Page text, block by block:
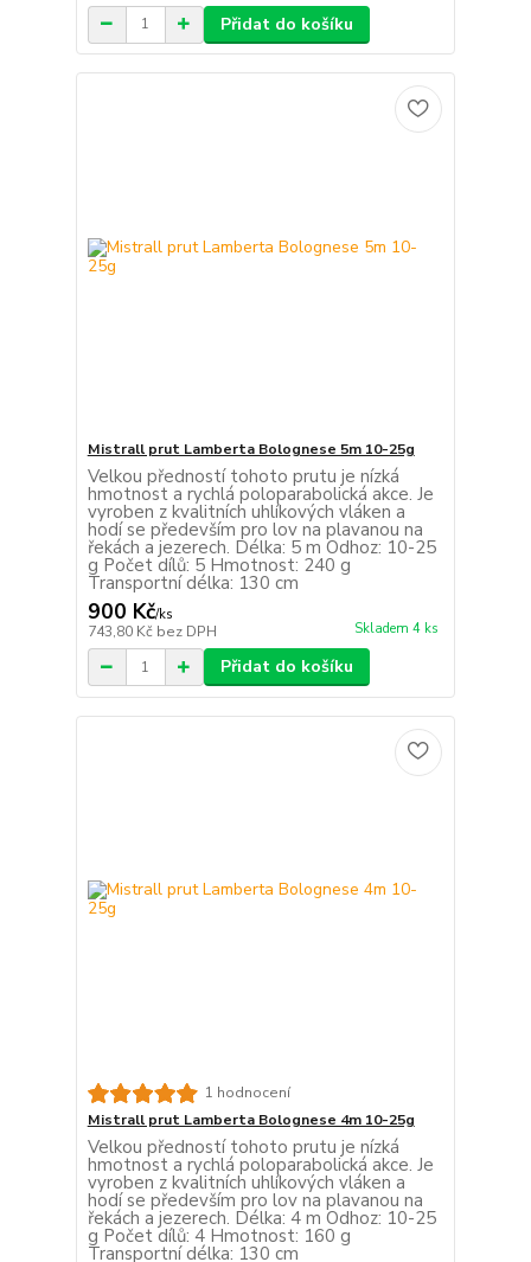
Přidat do košíku
Mistrall prut Lamberta Bolognese 5m 10-25g
Velkou předností tohoto prutu je nízká
hmotnost a rychlá poloparabolická akce. Je
vyroben z kvalitních uhlíkových vláken a
hodí se především pro lov na plavanou na
řekách a jezerech. Délka: 5 m Odhoz: 10-25
g Počet dílů: 5 Hmotnost: 240 g
Transportní délka: 130 cm
900 Kč/ks
743,80 Kč bez DPH Skladem 4 ks
Přidat do košíku
1 hodnocení
Mistrall prut Lamberta Bolognese 4m 10-25g
Velkou předností tohoto prutu je nízká
hmotnost a rychlá poloparabolická akce. Je
vyroben z kvalitních uhlíkových vláken a
hodí se především pro lov na plavanou na
řekách a jezerech. Délka: 4 m Odhoz: 10-25
g Počet dílů: 4 Hmotnost: 160 g
Transportní délka: 130 cm